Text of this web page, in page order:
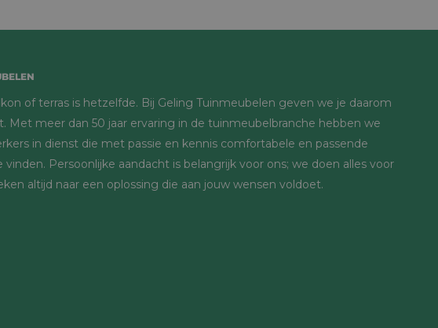
of terras is hetzelfde. Bij Geling Tuinmeubelen geven we je daarom
Met meer dan 50 jaar ervaring in de tuinmeubelbranche hebben we
in dienst die met passie en kennis comfortabele en passende
Persoonlijke aandacht is belangrijk voor ons; we doen alles voor
altijd naar een oplossing die aan jouw wensen voldoet.